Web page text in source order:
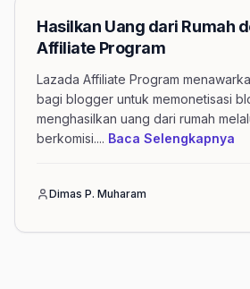
Hasilkan Uang dari Rumah
Affiliate Program
Lazada Affiliate Program
bagi blogger untuk memonetisasi
menghasilkan uang dari rumah
berkomisi.... Baca Selengkapnya
Dimas P. Muharam